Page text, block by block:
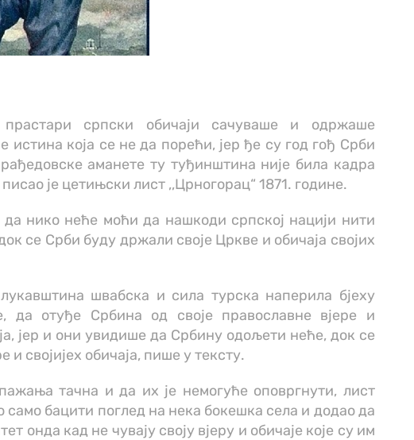
српски обичаји сачуваше и одржаше
истина која се не да порећи, јер ђе су год гођ Срби
аманете ту туђинштина није била кадра
је цетињски лист ,,Црногорац“ 1871. године.
да нико неће моћи да нашкоди српској нацији нити
се Срби буду држали своје Цркве и обичаја својих
швабска и сила турска наперила бјеху
да отуђе Србина од своје православне вјере и
јер и они увидише да Србину одољети неће, док се
и својијех обичаја, пише у тексту.
тачна и да их је немогуће оповргнути, лист
само бацити поглед на нека бокешка села и додао да
онда кад не чувају своју вјеру и обичаје које су им